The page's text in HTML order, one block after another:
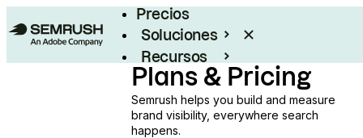
Precios
Soluciones
Recursos
Empresas
Plans & Pricing
Semrush helps you build and measure
brand visibility, everywhere search
happens.